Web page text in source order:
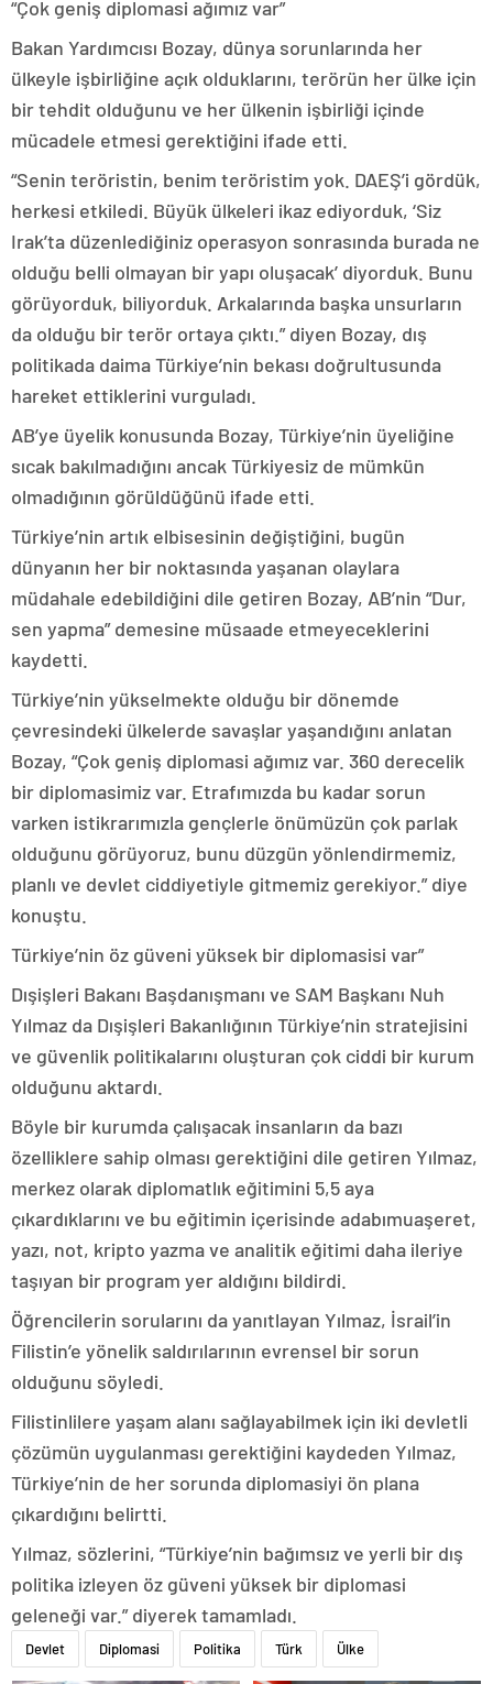
“Çok geniş diplomasi ağımız var”
Bakan Yardımcısı Bozay, dünya sorunlarında her
ülkeyle işbirliğine açık olduklarını, terörün her ülke için
bir tehdit olduğunu ve her ülkenin işbirliği içinde
mücadele etmesi gerektiğini ifade etti.
“Senin teröristin, benim teröristim yok. DAEŞ’i gördük,
herkesi etkiledi. Büyük ülkeleri ikaz ediyorduk, ‘Siz
Irak’ta düzenlediğiniz operasyon sonrasında burada ne
olduğu belli olmayan bir yapı oluşacak’ diyorduk. Bunu
görüyorduk, biliyorduk. Arkalarında başka unsurların
da olduğu bir terör ortaya çıktı.” diyen Bozay, dış
politikada daima Türkiye’nin bekası doğrultusunda
hareket ettiklerini vurguladı.
AB’ye üyelik konusunda Bozay, Türkiye’nin üyeliğine
sıcak bakılmadığını ancak Türkiyesiz de mümkün
olmadığının görüldüğünü ifade etti.
Türkiye’nin artık elbisesinin değiştiğini, bugün
dünyanın her bir noktasında yaşanan olaylara
müdahale edebildiğini dile getiren Bozay, AB’nin “Dur,
sen yapma” demesine müsaade etmeyeceklerini
kaydetti.
Türkiye’nin yükselmekte olduğu bir dönemde
çevresindeki ülkelerde savaşlar yaşandığını anlatan
Bozay, “Çok geniş diplomasi ağımız var. 360 derecelik
bir diplomasimiz var. Etrafımızda bu kadar sorun
varken istikrarımızla gençlerle önümüzün çok parlak
olduğunu görüyoruz, bunu düzgün yönlendirmemiz,
planlı ve devlet ciddiyetiyle gitmemiz gerekiyor.” diye
konuştu.
Türkiye’nin öz güveni yüksek bir diplomasisi var”
Dışişleri Bakanı Başdanışmanı ve SAM Başkanı Nuh
Yılmaz da Dışişleri Bakanlığının Türkiye’nin stratejisini
ve güvenlik politikalarını oluşturan çok ciddi bir kurum
olduğunu aktardı.
Böyle bir kurumda çalışacak insanların da bazı
özelliklere sahip olması gerektiğini dile getiren Yılmaz,
merkez olarak diplomatlık eğitimini 5,5 aya
çıkardıklarını ve bu eğitimin içerisinde adabımuaşeret,
yazı, not, kripto yazma ve analitik eğitimi daha ileriye
taşıyan bir program yer aldığını bildirdi.
Öğrencilerin sorularını da yanıtlayan Yılmaz, İsrail’in
Filistin’e yönelik saldırılarının evrensel bir sorun
olduğunu söyledi.
Filistinlilere yaşam alanı sağlayabilmek için iki devletli
çözümün uygulanması gerektiğini kaydeden Yılmaz,
Türkiye’nin de her sorunda diplomasiyi ön plana
çıkardığını belirtti.
Yılmaz, sözlerini, “Türkiye’nin bağımsız ve yerli bir dış
politika izleyen öz güveni yüksek bir diplomasi
geleneği var.” diyerek tamamladı.
Devlet Diplomasi Politika Türk Ülke